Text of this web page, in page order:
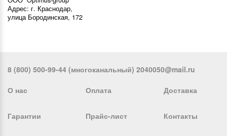
Адрес: г. Краснодар,
улица Бородинская, 172
8 (800) 500-99-44 (многоканальный) 2040050@mail.ru
О нас Оплата Доставка
Гарантии Прайс-лист Контакты